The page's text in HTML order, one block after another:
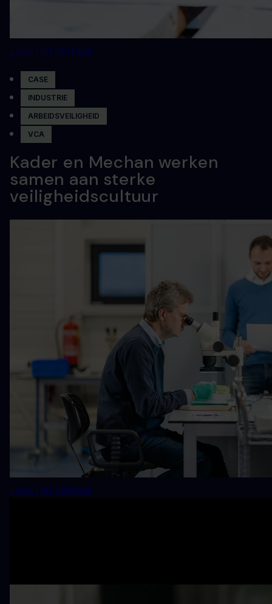
Lees het verhaal
CASE
INDUSTRIE
ARBEIDSVEILIGHEID
VCA
Kader en Mechan werken
samen aan sterke
veiligheidscultuur
Lees het verhaal